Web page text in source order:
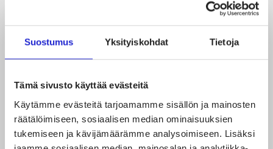
Suostumus Yksityiskohdat Tietoja
Tämä sivusto käyttää evästeitä
Käytämme evästeitä tarjoamamme sisällön ja mainosten
räätälöimiseen, sosiaalisen median ominaisuuksien
tukemiseen ja kävijämäärämme analysoimiseen. Lisäksi
videolla oppinsa
Tyhmä kysymys: Mitä
hyötyä Pinterestistä on
vaatefirmoille?